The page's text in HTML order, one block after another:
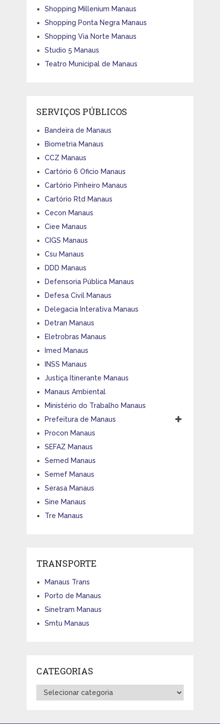
Shopping Millenium Manaus
Shopping Ponta Negra Manaus
Shopping Via Norte Manaus
Studio 5 Manaus
Teatro Municipal de Manaus
SERVIÇOS PÚBLICOS
Bandeira de Manaus
Biometria Manaus
CCZ Manaus
Cartório 6 Oficio Manaus
Cartório Pinheiro Manaus
Cartório Rtd Manaus
Cecon Manaus
Ciee Manaus
CIGS Manaus
Csu Manaus
DDD Manaus
Defensoria Pública Manaus
Defesa Civil Manaus
Delegacia Interativa Manaus
Detran Manaus
Eletrobras Manaus
Imed Manaus
INSS Manaus
Justiça Itinerante Manaus
Manaus Ambiental
Ministério do Trabalho Manaus
Prefeitura de Manaus
Procon Manaus
SEFAZ Manaus
Semed Manaus
Semef Manaus
Serasa Manaus
Sine Manaus
Tre Manaus
TRANSPORTE
Manaus Trans
Porto de Manaus
Sinetram Manaus
Smtu Manaus
CATEGORIAS
Categorias